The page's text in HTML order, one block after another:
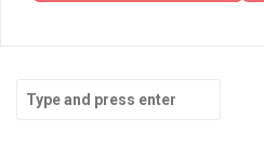
Search
for: